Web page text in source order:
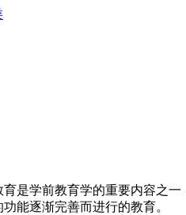
是学前教育学的重要内容之
能逐渐完善而进行的教育。